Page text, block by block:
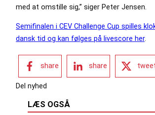
med at omstille sig,” siger Peter Jensen.
Semifinalen i CEV Challenge Cup spilles
dansk tid og kan følges på livescore her.
share share
Del nyhed
LÆS OGSÅ